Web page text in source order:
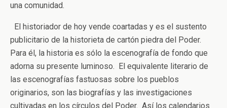
una comunidad.
El historiador de hoy vende coartadas y es el sustento
publicitario de la historieta de cartón piedra del Poder.
Para él, la historia es sólo la escenografía de fondo que
adorna su presente luminoso. El equivalente literario de
las escenografías fastuosas sobre los pueblos
originarios, son las biografías y las investigaciones
cultivadas en los círculos del Poder. Así los calendarios